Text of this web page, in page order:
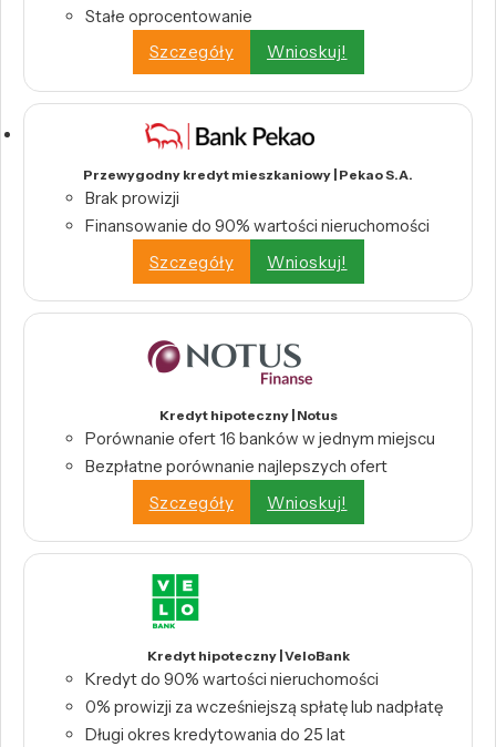
Stałe oprocentowanie
Szczegóły
Wnioskuj!
Przewygodny kredyt mieszkaniowy | Pekao S.A.
Brak prowizji
Finansowanie do 90% wartości nieruchomości
Szczegóły
Wnioskuj!
Kredyt hipoteczny | Notus
Porównanie ofert 16 banków w jednym miejscu
Bezpłatne porównanie najlepszych ofert
Szczegóły
Wnioskuj!
Kredyt hipoteczny | VeloBank
Kredyt do 90% wartości nieruchomości
0% prowizji za wcześniejszą spłatę lub nadpłatę
Długi okres kredytowania do 25 lat